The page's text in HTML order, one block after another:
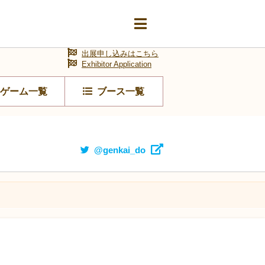
ゲーム一覧 ブース一覧
出展申し込みはこちら
Exhibitor Application
@genkai_do